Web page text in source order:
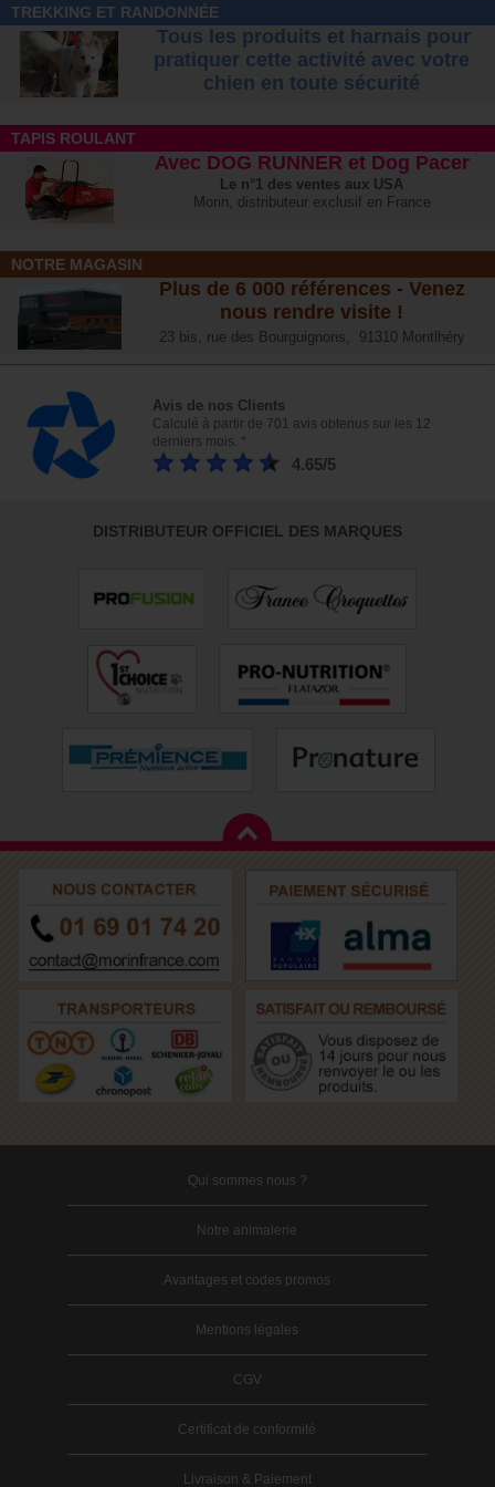
TREKKING ET RANDONNÉE
Tous les produits et harnais pour
pratiquer cette activité avec votre
chien en toute sécurité
TAPIS ROULANT
Avec DOG RUNNER et Dog Pacer
Le n°1 des ventes aux USA
Morin, distributeur exclusif en France
NOTRE MAGASIN
Plus de 6 000 références - Venez
nous rendre visite !
23 bis, rue des Bourguignons, 91310 Montlhéry
Avis de nos Clients
Calculé à partir de 701 avis obtenus sur les 12
derniers mois. *
4.65/5
DISTRIBUTEUR OFFICIEL DES MARQUES
Qui sommes nous ?
Notre animalerie
Avantages et codes promos
Mentions légales
CGV
Certificat de conformité
Livraison & Paiement